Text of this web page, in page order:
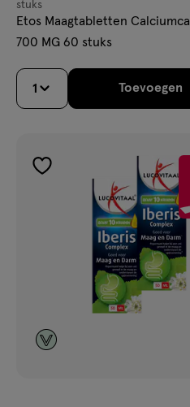
één, Bijna uitverkocht!Er
stuks
Etos Maagtabletten
700 MG 60 stuks
1 Toevoegen
toevoegen
verlanglijst